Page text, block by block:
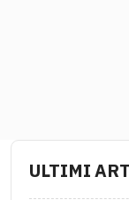
ULTIMI